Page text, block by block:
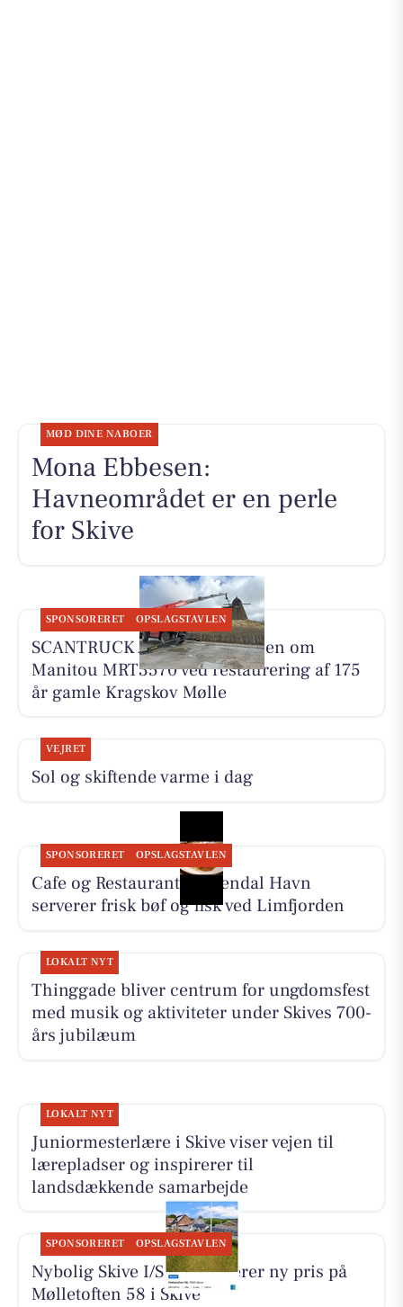
MØD DINE NABOER
Mona Ebbesen:
Havneområdet er en perle
for Skive
SPONSORERET OPSLAGSTAVLEN
SCANTRUCK A/S deler historien om
Manitou MRT3570 ved restaurering af 175
år gamle Kragskov Mølle
VEJRET
Sol og skiftende varme i dag
SPONSORERET OPSLAGSTAVLEN
Cafe og Restaurant Gyldendal Havn
serverer frisk bøf og fisk ved Limfjorden
LOKALT NYT
Thinggade bliver centrum for ungdomsfest
med musik og aktiviteter under Skives 700-
års jubilæum
LOKALT NYT
Juniormesterlære i Skive viser vejen til
lærepladser og inspirerer til
landsdækkende samarbejde
SPONSORERET OPSLAGSTAVLEN
Nybolig Skive I/S præsenterer ny pris på
Mølletoften 58 i Skive